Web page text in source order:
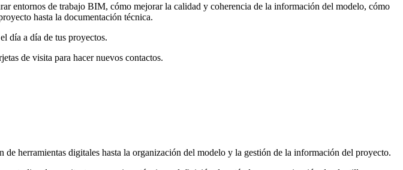
entornos de trabajo BIM, cómo mejorar la calidad y coherencia de la información del modelo, cómo
hasta la documentación técnica.
día a día de tus proyectos.
de visita para hacer nuevos contactos.
herramientas digitales hasta la organización del modelo y la gestión de la información del proyecto.